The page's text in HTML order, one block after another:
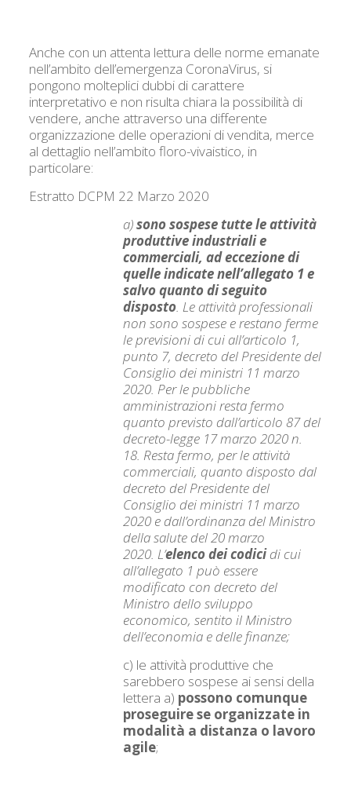
Anche con un attenta lettura delle norme emanate
nell’ambito dell’emergenza CoronaVirus, si
pongono molteplici dubbi di carattere
interpretativo e non risulta chiara la possibilità di
vendere, anche attraverso una differente
organizzazione delle operazioni di vendita, merce
al dettaglio nell’ambito floro-vivaistico, in
particolare:
Estratto DCPM 22 Marzo 2020
a)sono sospese tutte le attività
produttive industriali e
commerciali, ad eccezione di
quelle indicate nell’allegato 1 e
salvo quanto di seguito
disposto. Le attività professionali
non sono sospese e restano ferme
le previsioni di cui all’articolo 1,
punto 7, decreto del Presidente del
Consiglio dei ministri 11 marzo
2020. Per le pubbliche
amministrazioni resta fermo
quanto previsto dall’articolo 87 del
decreto-legge 17 marzo 2020 n.
18. Resta fermo, per le attività
commerciali, quanto disposto dal
decreto del Presidente del
Consiglio dei ministri 11 marzo
2020 e dall’ordinanza del Ministro
della salute del 20 marzo
2020. L’elenco dei codicidi cui
all’allegato 1 può essere
modificato con decreto del
Ministro dello sviluppo
economico, sentito il Ministro
dell’economia e delle finanze;
c) le attività produttive che
sarebbero sospese ai sensi della
lettera a) possono comunque
proseguire se organizzate in
modalità a distanza o lavoro
agile;